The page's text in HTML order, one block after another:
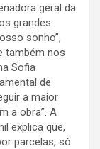
geral da
grandes
sonho”,
também nos
Sofia
de
a maior
a obra”. A
explica que,
parcelas, só